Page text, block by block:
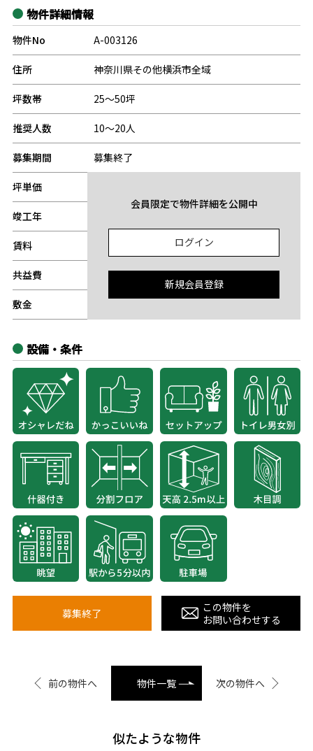
物件詳細情報
物件No A-003126
住所 神奈川県その他横浜市全域
坪数帯 25～50坪
推奨人数 10～20人
募集期間 募集終了
坪単価
竣工年
賃料
共益費
敷金
会員限定で物件詳細を公開中
ログイン
新規会員登録
設備・条件
募集終了
この物件を
お問い合わせする
前の物件へ 物件一覧 次の物件へ
似たような物件